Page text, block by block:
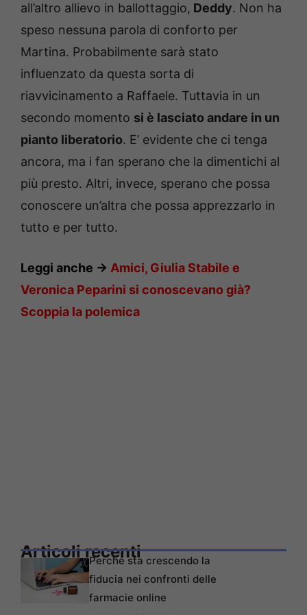
all’altro allievo in ballottaggio, Deddy. Non ha
speso nessuna parola di conforto per
Martina. Probabilmente sarà stato
influenzato da questa sorta di
riavvicinamento a Raffaele. Tuttavia in un
secondo momento si è lasciato andare in un
pianto liberatorio. E’ evidente che ci tenga
ancora, ma i fan sperano che la dimentichi al
più presto. Altri, invece, sperano che possa
conoscere un’altra che possa apprezzarlo in
tutto e per tutto.
Leggi anche -> Amici, Giulia Stabile e
Veronica Peparini si conoscevano già?
Scoppia la polemica
Articoli recentiPerché sta crescendo la
fiducia nei confronti delle
farmacie online